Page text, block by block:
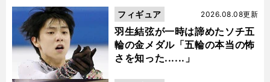
羽生結弦が一時は諦めたソチ五
輪の金メダル「五輪の本当の怖
さを知った......」
2026.08.08更新
フィギュア